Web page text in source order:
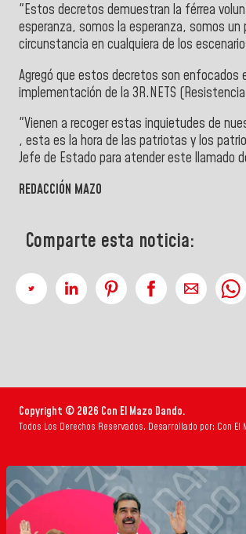
"Estos decretos demuestran la férrea
esperanza, somos la esperanza, somos
circunstancia en cualquiera de los
Agregó que estos decretos son enfocados
implementación de la 3R.NETS
"Vienen a recoger estas inquietudes de
, esta es la hora de las patriotas y los
Jefe de Estado para atender este llamado
REDACCIÓN MAZO
Comparte esta noticia:
Copyright © 2026 Con El Mazo Dando.
Todos Los Derechos Reservados. Desarrollado por: Con El